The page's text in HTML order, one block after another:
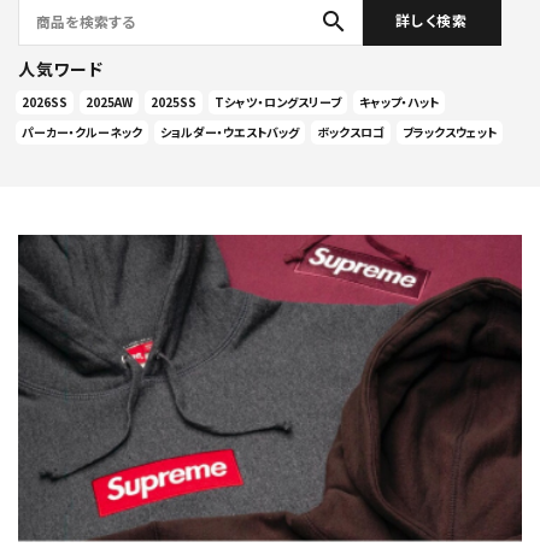
search 詳しく検索
人気ワード
2026SS 2025AW 2025SS Tシャツ・ロングスリーブ
キャップ・ハット
パーカー・クルーネック
ショルダー・ウエストバッグ ボックスロゴ ブラックスウェット